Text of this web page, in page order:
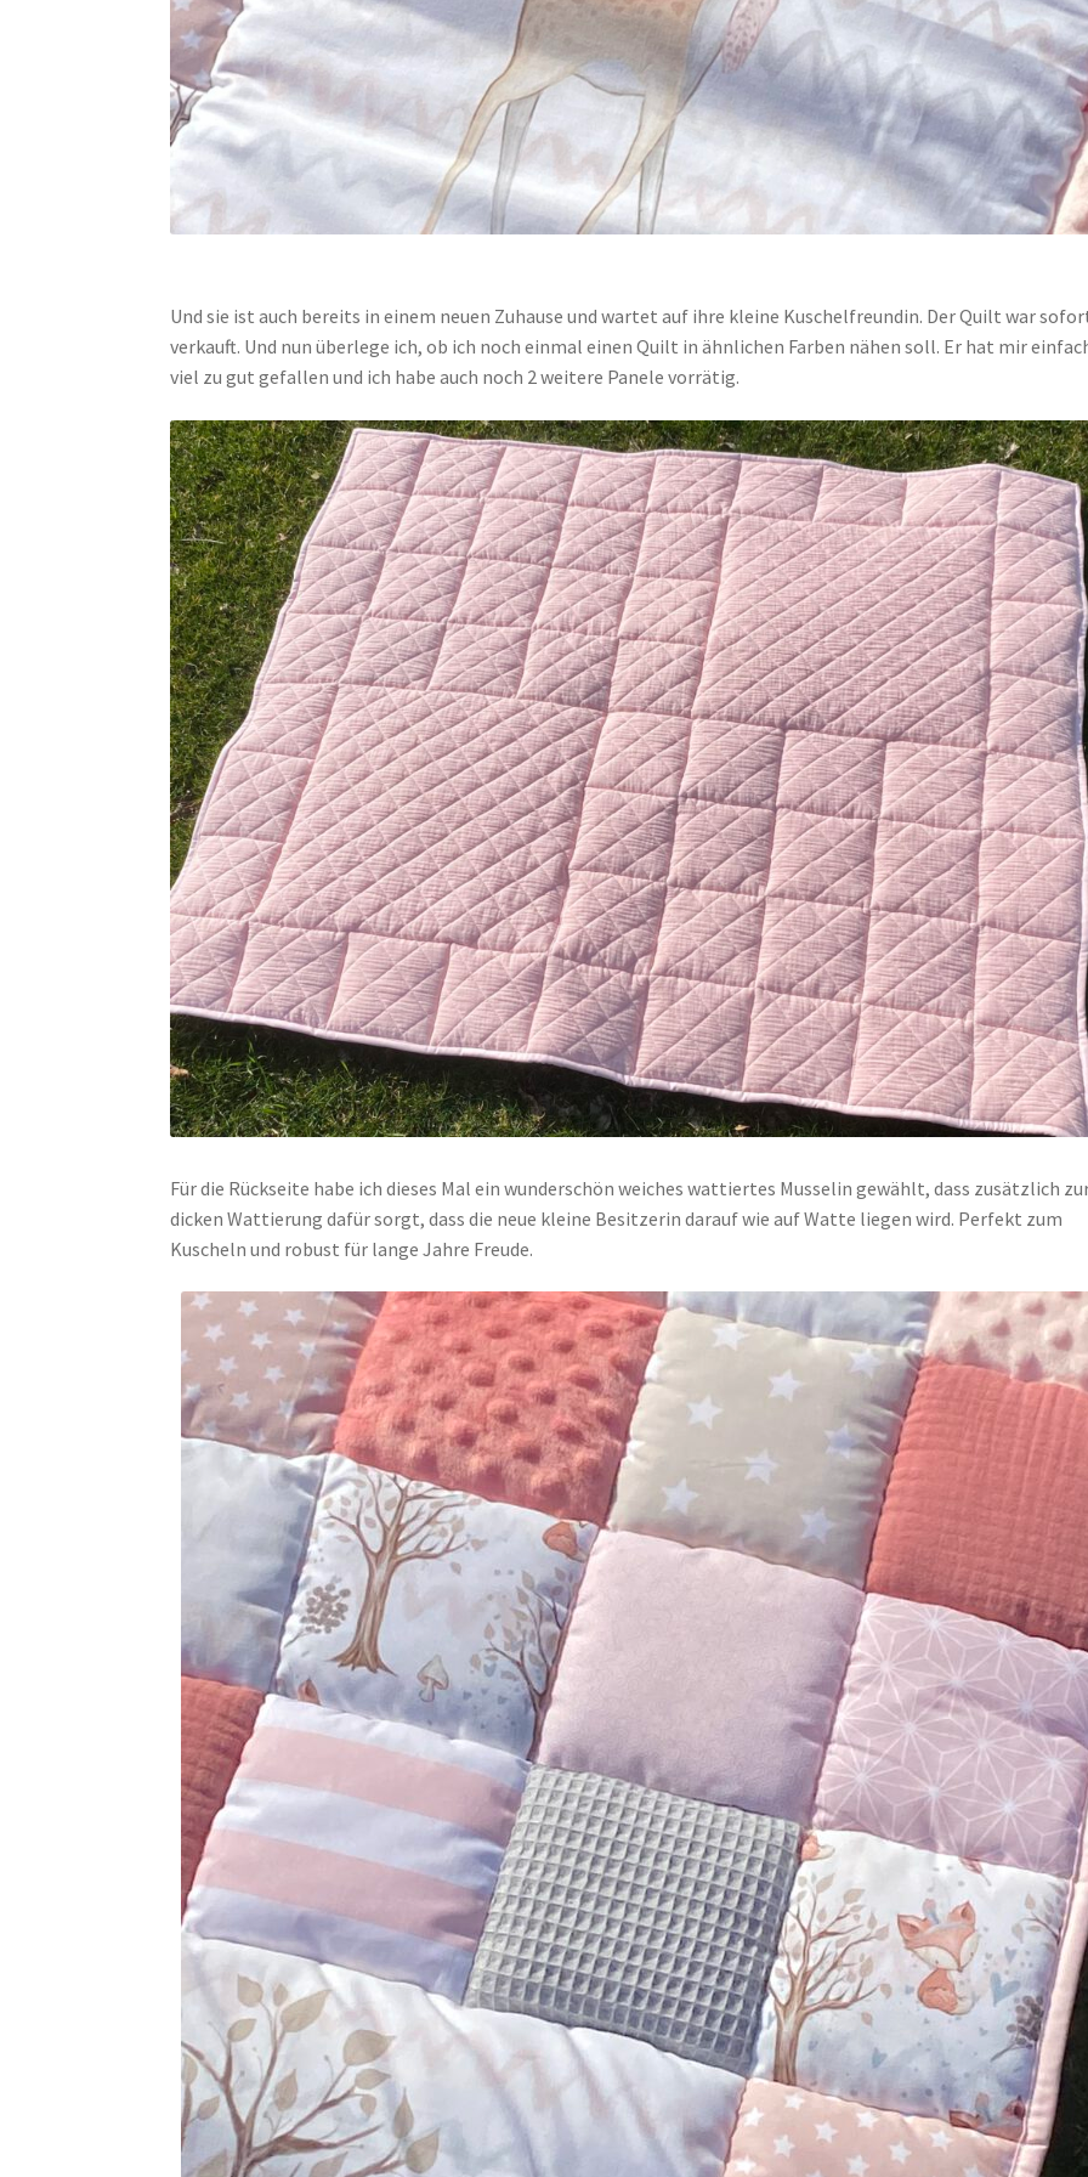
Und sie ist auch bereits in einem neuen Zuhause und wartet auf ihre kleine Kuschelfreundin. Der Quilt war
verkauft. Und nun überlege ich, ob ich noch einmal einen Quilt in ähnlichen Farben nähen soll. Er hat mir
viel zu gut gefallen und ich habe auch noch 2 weitere Panele vorrätig.
Für die Rückseite habe ich dieses Mal ein wunderschön weiches wattiertes Musselin gewählt, dass zusätzlich
dicken Wattierung dafür sorgt, dass die neue kleine Besitzerin darauf wie auf Watte liegen wird. Perfekt zum
Kuscheln und robust für lange Jahre Freude.